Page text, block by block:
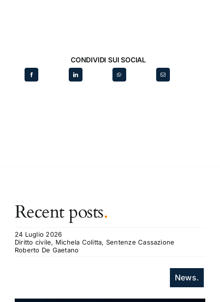
CONDIVIDI SUI SOCIAL
Recent posts.
24 Luglio 2026
Diritto civile, Michela Colitta, Sentenze Cassazione
Roberto De Gaetano
News.